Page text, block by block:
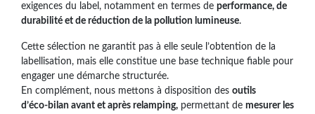
exigences du label, notamment en termes de performance, de
durabilité et de réduction de la pollution lumineuse.
Cette sélection ne garantit pas à elle seule l’obtention de la
labellisation, mais elle constitue une base technique fiable pour
engager une démarche structurée.
En complément, nous mettons à disposition des outils
d’éco‑bilan avant et après relamping, permettant de mesurer les